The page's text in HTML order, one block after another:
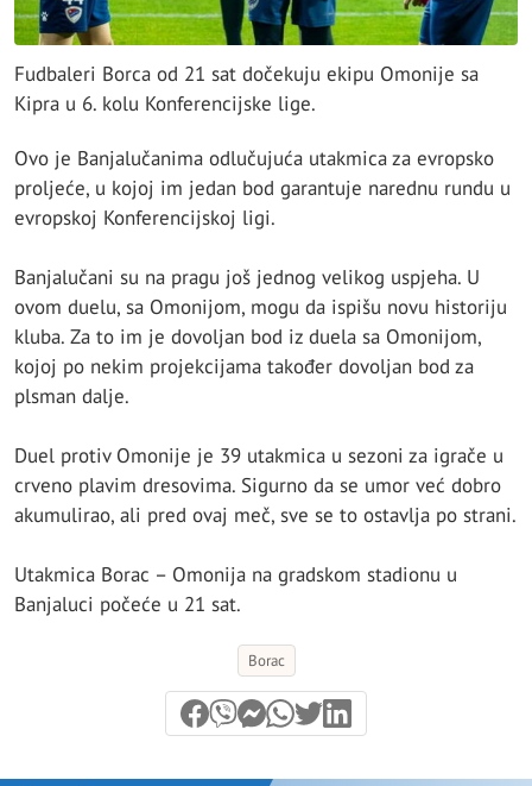
Fudbaleri Borca od 21 sat dočekuju ekipu Omonije sa
Kipra u 6. kolu Konferencijske lige.
Ovo je Banjalučanima odlučujuća utakmica za evropsko
proljeće, u kojoj im jedan bod garantuje narednu rundu u
evropskoj Konferencijskoj ligi.
Banjalučani su na pragu još jednog velikog uspjeha. U
ovom duelu, sa Omonijom, mogu da ispišu novu historiju
kluba. Za to im je dovoljan bod iz duela sa Omonijom,
kojoj po nekim projekcijama također dovoljan bod za
plsman dalje.
Duel protiv Omonije je 39 utakmica u sezoni za igrače u
crveno plavim dresovima. Sigurno da se umor već dobro
akumulirao, ali pred ovaj meč, sve se to ostavlja po strani.
Utakmica Borac – Omonija na gradskom stadionu u
Banjaluci počeće u 21 sat.
Borac